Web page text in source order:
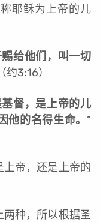
耶稣为上帝的儿
给他们，叫一切
约3:16）
督，是上帝的儿
他的名得生命。 ”
帝，还是上帝的
种，所以根据圣